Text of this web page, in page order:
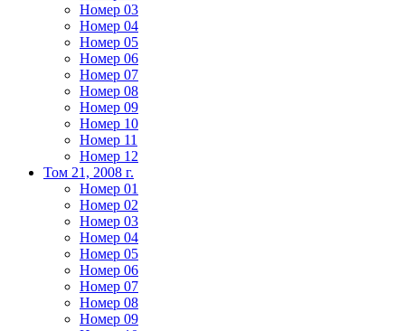
Номер 03
Номер 04
Номер 05
Номер 06
Номер 07
Номер 08
Номер 09
Номер 10
Номер 11
Номер 12
Том 21, 2008 г.
Номер 01
Номер 02
Номер 03
Номер 04
Номер 05
Номер 06
Номер 07
Номер 08
Номер 09